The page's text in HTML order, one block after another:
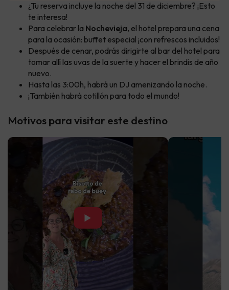
¿Tu reserva incluye la noche del 31 de diciembre? ¡Esto
te interesa!
Para celebrar la Nochevieja, el hotel prepara una cena
para la ocasión: buffet especial ¡con refrescos incluidos!
Después de cenar, podrás dirigirte al bar del hotel para
tomar allí las uvas de la suerte y hacer el brindis de año
nuevo.
Hasta las 3:00h, habrá un DJ amenizando la noche.
¡También habrá cotillón para todo el mundo!
Motivos para visitar este destino
▶